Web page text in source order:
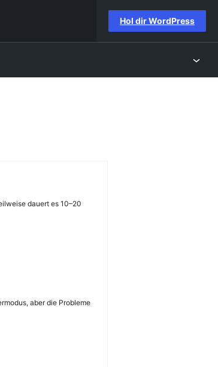
Hol dir WordPress
dauert es 10–20
aber die Probleme